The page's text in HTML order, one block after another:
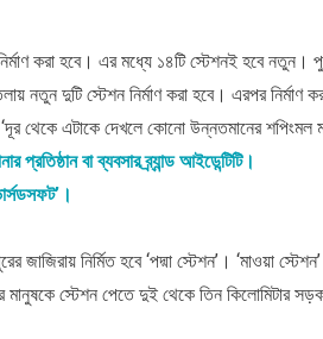
করা হবে। এর মধ্যে ১৪টি স্টেশনই হবে
নতুন দুটি স্টেশন নির্মাণ করা হবে। এরপর নির্মাণ
থেকে এটাকে দেখলে কোনো উন্নতমানের শপিংমল
বা ব্যবসার ব্র্যান্ড আইডেন্টিটি।
জাজিরায় নির্মিত হবে ‘পদ্মা স্টেশন’। ‘মাওয়া
স্টেশন পেতে দুই থেকে তিন কিলোমিটার